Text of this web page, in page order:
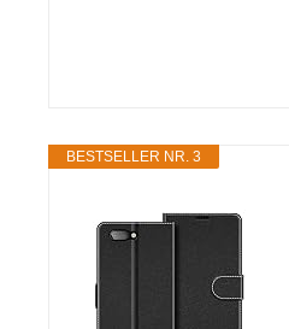
BESTSELLER NR. 3